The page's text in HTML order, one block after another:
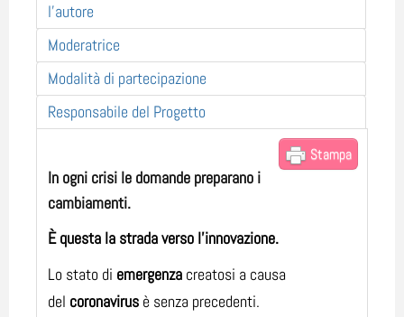
l'autore
Moderatrice
Modalità di partecipazione
Responsabile del Progetto
Stampa
In ogni crisi le domande preparano i
cambiamenti.
È questa la strada verso l’innovazione.
Lo stato di emergenza creatosi a causa
del coronavirus è senza precedenti.